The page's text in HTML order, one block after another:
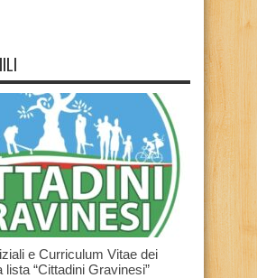
e Curriculum Vitae dei
lista “Cittadini Gravinesi”